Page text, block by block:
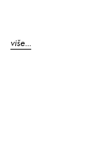
više...